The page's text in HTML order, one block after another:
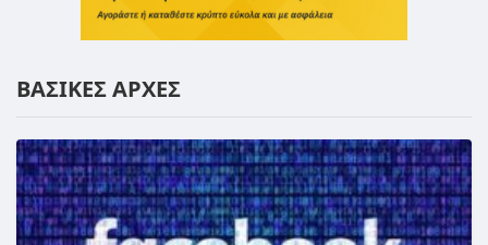
ΒΑΣΙΚΕΣ ΑΡΧΕΣ